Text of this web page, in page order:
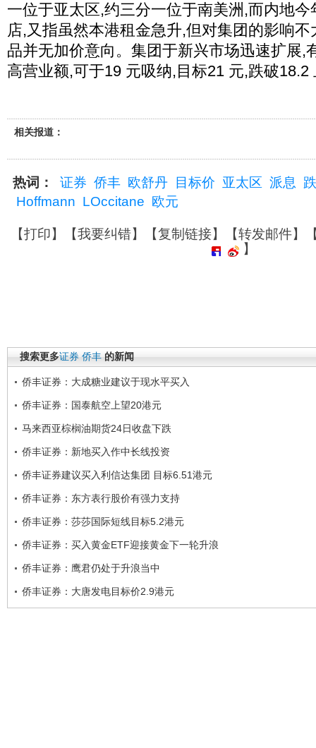
一位于亚太区,约三分一位于南美洲,而内地
店,又指虽然本港租金急升,但对集团的影响
品并无加价意向。集团于新兴市场迅速扩展,
高营业额,可于19 元吸纳,目标21 元,跌破18.2
相关报道：
热词： 证券 侨丰 欧舒丹 目标价 亚太区 派息
Hoffmann LOccitane 欧元
【打印】【我要纠错】【复制链接】【转发邮件】
】
搜索更多证券 侨丰 的新闻
侨丰证券：大成糖业建议于现水平买入
侨丰证券：国泰航空上望20港元
马来西亚棕榈油期货24日收盘下跌
侨丰证券：新地买入作中长线投资
侨丰证券建议买入利信达集团 目标6.51港元
侨丰证券：东方表行股价有强力支持
侨丰证券：莎莎国际短线目标5.2港元
侨丰证券：买入黄金ETF迎接黄金下一轮升浪
侨丰证券：鹰君仍处于升浪当中
侨丰证券：大唐发电目标价2.9港元